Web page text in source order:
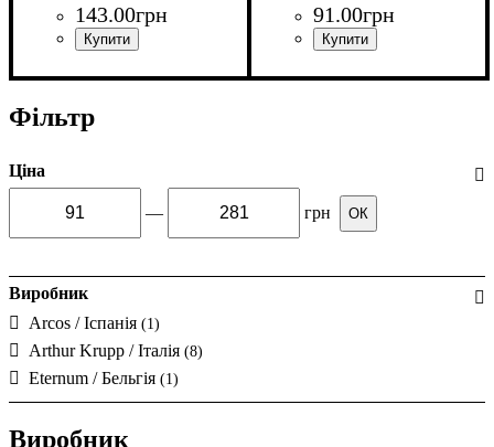
143.00грн 91.00грн
Фільтр
Ціна
— грн ОК
Виробник
Arcos / Іспанія (1)
Arthur Krupp / Італія (8)
Eternum / Бельгія (1)
Виробник